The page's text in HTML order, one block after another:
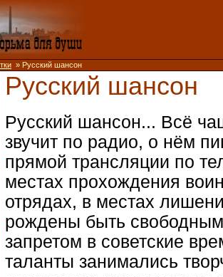
» Русский шансон
Русский шансон
Русский шансон... Всё
звучит по радио, о нём
прямой трансляции по
местах прохождения
отрядах, в местах
рождены быть
запретом в советские
таланты занимались